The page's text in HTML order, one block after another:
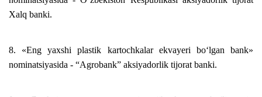
Xalq banki.
8. «Eng yaxshi plastik kartochkalar ekvayeri bo‘lgan bank»
nominatsiyasida - “Agrobank” aksiyadorlik tijorat banki.